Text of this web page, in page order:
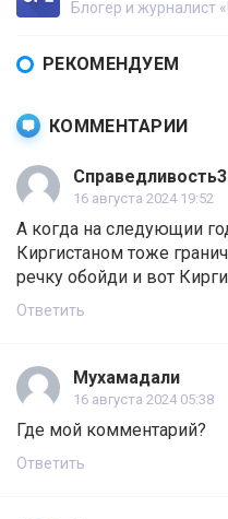
Блогер и журналист
РЕКОМЕНДУЕМ
КОММЕНТАРИИ
16 августа 2024 19:52
А когда на следующии
Киргистаном тоже
речку обойди и вот
Ответить
Мухамадали
16 августа 2024 05:38
Где мой комментарий?
Ответить